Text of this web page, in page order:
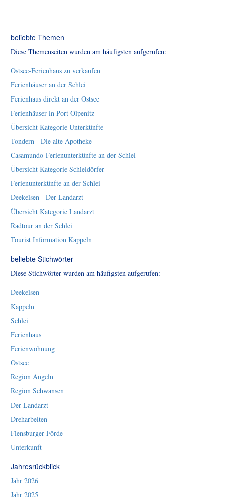
beliebte Themen
Diese Themenseiten wurden am häufigsten aufgerufen:
Ostsee-Ferienhaus zu verkaufen
Ferienhäuser an der Schlei
Ferienhaus direkt an der Ostsee
Ferienhäuser in Port Olpenitz
Übersicht Kategorie Unterkünfte
Tondern - Die alte Apotheke
Casamundo-Ferienunterkünfte an der Schlei
Übersicht Kategorie Schleidörfer
Ferienunterkünfte an der Schlei
Deekelsen - Der Landarzt
Übersicht Kategorie Landarzt
Radtour an der Schlei
Tourist Information Kappeln
beliebte Stichwörter
Diese Stichwörter wurden am häufigsten aufgerufen:
Deekelsen
Kappeln
Schlei
Ferienhaus
Ferienwohnung
Ostsee
Region Angeln
Region Schwansen
Der Landarzt
Dreharbeiten
Flensburger Förde
Unterkunft
Jahresrückblick
Jahr 2026
Jahr 2025